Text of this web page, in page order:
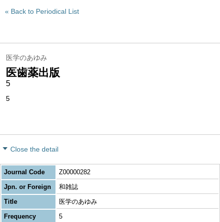
Back to Periodical List
医学のあゆみ
医歯薬出版
5
5
Close the detail
Journal Code
Z00000282
Jpn. or Foreign
和雑誌
Title
医学のあゆみ
Frequency
5